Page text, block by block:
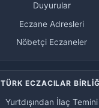
Duyurular
Eczane Adresleri
Nöbetçi Eczaneler
TÜRK ECZACILAR
Yurtdışından İlaç Temini